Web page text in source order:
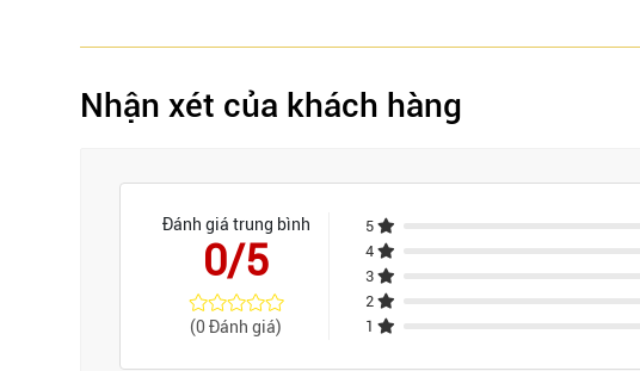
Nhận xét của khách hàng
Đánh giá trung bình
0/5
(0 Đánh giá)
5
4
3
2
1